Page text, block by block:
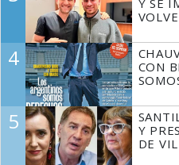
4
CON
5
Y
DE